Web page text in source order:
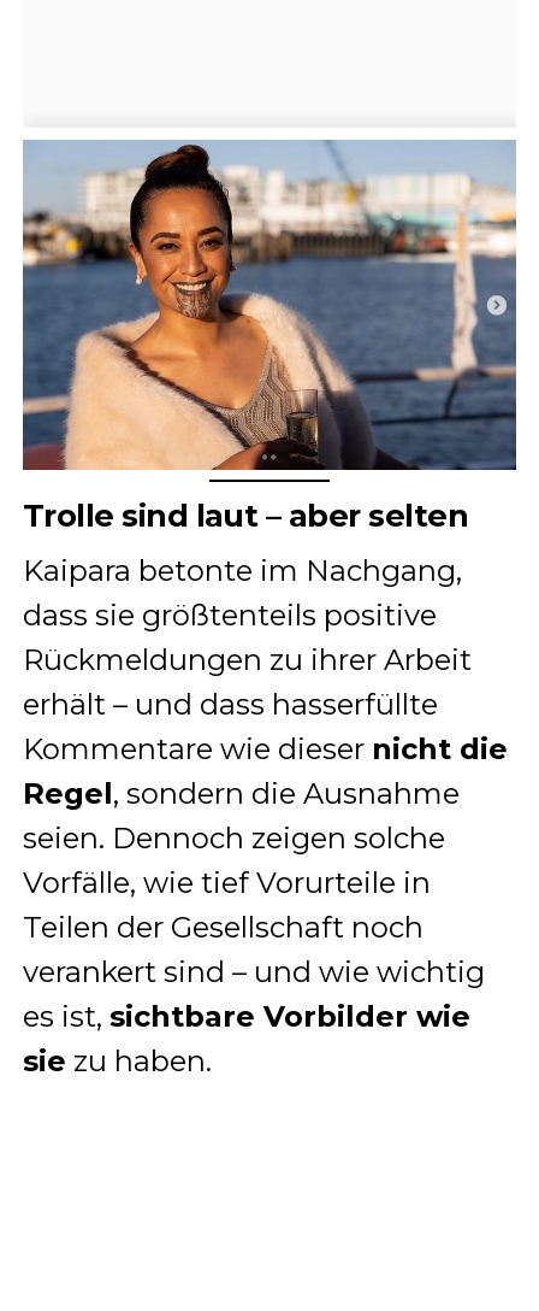
Trolle sind laut – aber selten
Kaipara betonte im Nachgang,
dass sie größtenteils positive
Rückmeldungen zu ihrer Arbeit
erhält – und dass hasserfüllte
Kommentare wie dieser nicht die
Regel, sondern die Ausnahme
seien. Dennoch zeigen solche
Vorfälle, wie tief Vorurteile in
Teilen der Gesellschaft noch
verankert sind – und wie wichtig
es ist, sichtbare Vorbilder wie
sie zu haben.